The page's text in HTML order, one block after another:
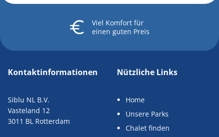
Viel Komfortfür
einen guten Preis
Kontaktinformationen
Siblu NL B.V.
Vasteland 12
3011 BL Rotterdam
Nützliche Links
Home
Unsere Parks
Chalet finden